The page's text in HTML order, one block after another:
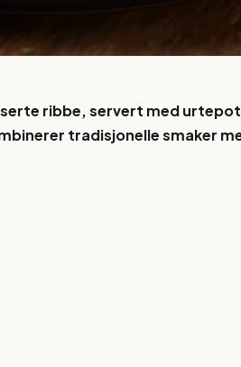
ribbe, servert med
tradisjonelle smaker